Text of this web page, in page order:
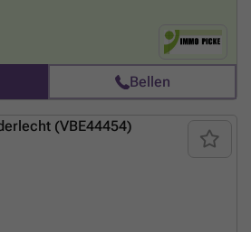
gelieve het kantoor te contacteren.Meer
Bellen